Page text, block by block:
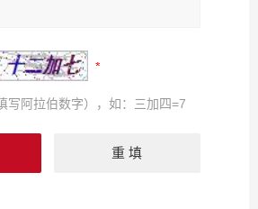
写阿拉伯数字），如：三加四=7